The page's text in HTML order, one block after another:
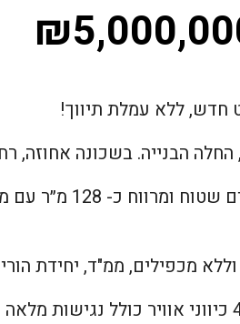
חדש, ללא עמלת תיווך!
החלה הבנייה. בשכונה אחוזה,